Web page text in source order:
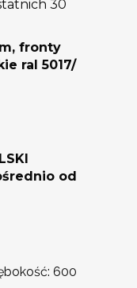
30
fronty
ral 5017/
od
600